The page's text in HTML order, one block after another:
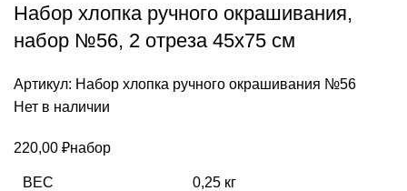
Набор хлопка ручного окрашивания,
набор №56, 2 отреза 45х75 см
Артикул: Набор хлопка ручного окрашивания №56
Нет в наличии
220,00 ₽набор
ВЕС 0,25 кг